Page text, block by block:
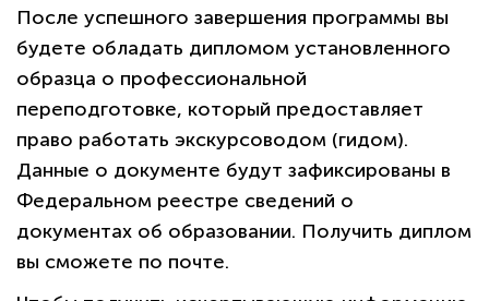
После успешного завершения программы вы
будете обладать дипломом установленного
образца о профессиональной
переподготовке, который предоставляет
право работать экскурсоводом (гидом).
Данные о документе будут зафиксированы в
Федеральном реестре сведений о
документах об образовании. Получить диплом
вы сможете по почте.